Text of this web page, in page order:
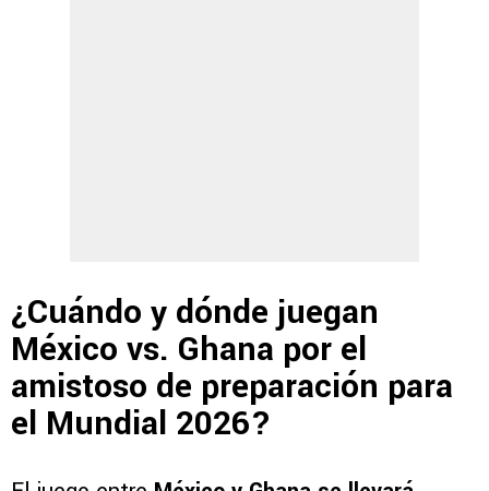
¿Cuándo y dónde juegan
México vs. Ghana por el
amistoso de preparación para
el Mundial 2026?